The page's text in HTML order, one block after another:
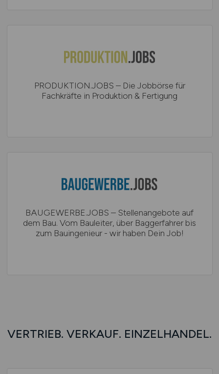
PRODUKTION.JOBS – Die Jobbörse für
Fachkräfte in Produktion & Fertigung
BAUGEWERBE.JOBS – Stellenangebote auf
dem Bau. Vom Bauleiter, über Baggerfahrer bis
zum Bauingenieur - wir haben Dein Job!
VERTRIEB. VERKAUF. EINZELHANDEL.